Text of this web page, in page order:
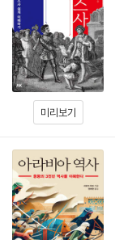
미리보기